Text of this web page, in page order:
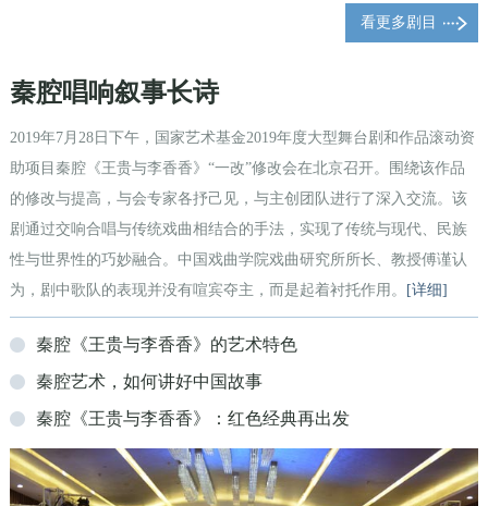
看更多剧目
秦腔唱响叙事长诗
2019年7月28日下午，国家艺术基金2019年度大型舞台剧和作品滚动资
助项目秦腔《王贵与李香香》“一改”修改会在北京召开。围绕该作品
的修改与提高，与会专家各抒己见，与主创团队进行了深入交流。该
剧通过交响合唱与传统戏曲相结合的手法，实现了传统与现代、民族
性与世界性的巧妙融合。中国戏曲学院戏曲研究所所长、教授傅谨认
为，剧中歌队的表现并没有喧宾夺主，而是起着衬托作用。 [详细]
秦腔《王贵与李香香》的艺术特色
秦腔艺术，如何讲好中国故事
秦腔《王贵与李香香》：红色经典再出发